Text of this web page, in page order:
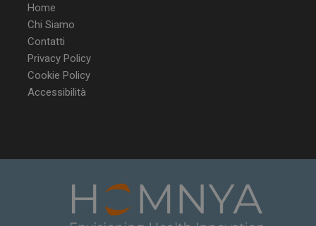
Home
Chi Siamo
Contatti
Privacy Policy
Cookie Policy
Accessibilità